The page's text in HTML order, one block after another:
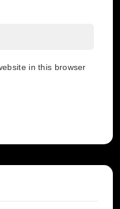
in this browser